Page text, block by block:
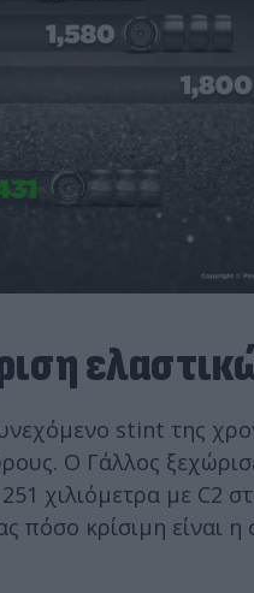
stint της
Ο Γάλλος
χιλιόμετρα με C2
κρίσιμη είναι η